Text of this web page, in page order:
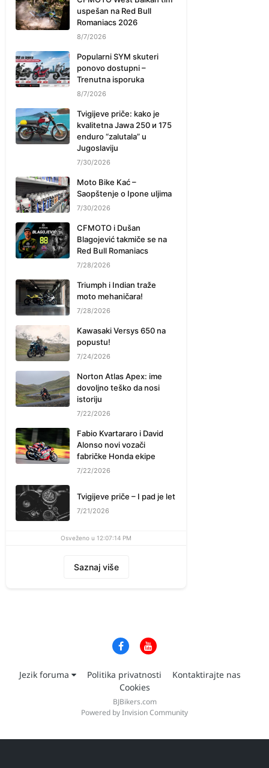
uspešan na Red Bull
Romaniacs 2026
8/7/2026
Popularni SYM skuteri
ponovo dostupni –
Trenutna isporuka
8/7/2026
Tvigijeve priče: kako je
kvalitetna Jawa 250 и 175
enduro “zalutala” u
Jugoslaviju
7/30/2026
Moto Bike Kać –
Saopštenje o Ipone uljima
7/30/2026
CFMOTO i Dušan
Blagojević takmiče se na
Red Bull Romaniacs
7/28/2026
Triumph i Indian traže
moto mehaničara!
7/28/2026
Kawasaki Versys 650 na
popustu!
7/24/2026
Norton Atlas Apex: ime
dovoljno teško da nosi
istoriju
7/22/2026
Fabio Kvartararo i David
Alonso novi vozači
fabričke Honda ekipe
7/22/2026
Tvigijeve priče – I pad je let
7/21/2026
Osveženo u 12:07:14 PM
Saznaj više
Jezik foruma Politika privatnosti
Kontaktirajte nas
Cookies
BJBikers.com
Powered by Invision Community